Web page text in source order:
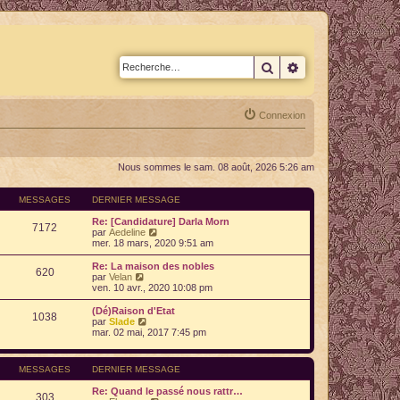
Rechercher
Recherche
Connexion
Nous sommes le sam. 08 août, 2026 5:26 am
MESSAGES DERNIER MESSAGE
7172
Re: [Candidature] Darla Morn
par Aedeline
o
i
r
e
e
r
n
i
e
r
m
e
s
mer. 18 mars, 2020 9:51 am
620
Re: La maison des nobles
par Velan
o
i
r
l
e
e
n
i
e
ven. 10 avr., 2020 10:08 pm
1038
(Dé)Raison d'Etat
par Slade
o
r
e
e
mar. 02 mai, 2017 7:45 pm
MESSAGES DERNIER MESSAGE
303
Re: Quand le passé nous rattr…